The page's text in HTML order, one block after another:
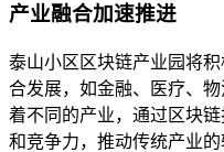
产业融合加速推进
泰山小区区块链产业园将
合发展，如金融、医疗、
着不同的产业，通过区块
和竞争力，推动传统产业